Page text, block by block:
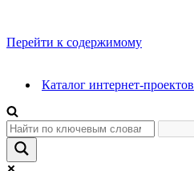
Перейти к содержимому
Каталог интернет-проектов